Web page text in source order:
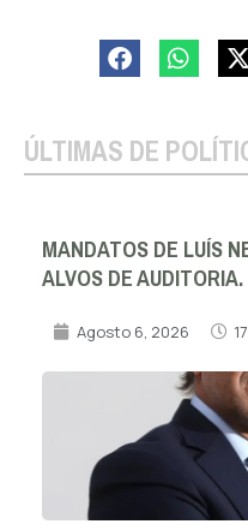
ÚLTIMAS DE
MANDATOS DE LUÍS
ALVOS DE AUDITORIA.
Agosto 6, 2026